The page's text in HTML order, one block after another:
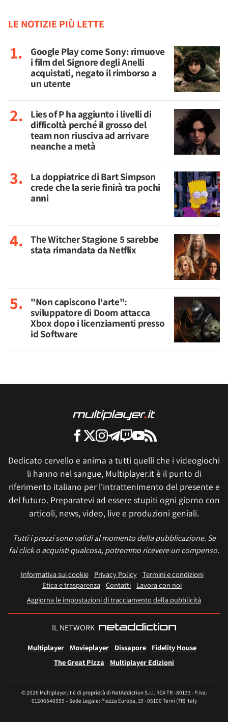
LE NOTIZIE PIÙ LETTE
Google Play come Sony: rimuove
i film del Signore degli Anelli
acquistati, negato il rimborso a
un utente
Lies of P ha aggiunto i livelli di
difficoltà perché il grosso del
team non riusciva ad arrivare
neanche a metà
La doppiatrice di Bart Simpson
crede che la serie finirà tra pochi
anni
The Witcher Stagione 5 sarebbe
stata rimandata da Netflix
"Non capiscono l'arte":
sviluppatore di Doom attacca
Xbox dopo i licenziamenti presso
id Software
Dedicato cervello e anima a tutti quelli che i videogiochi
li hanno nel sangue, Multiplayer.it è il punto di
riferimento italiano per l'intrattenimento del presente e
del futuro. Preparatevi ad essere stupiti ogni giorno con
articoli, news, video, live e produzioni geniali.
Tutti i prezzi sono validi al momento della pubblicazione. Se
fai click o acquisti qualcosa, potremmo ricevere un compenso.
Informativa sui cookie Privacy Policy
Termini e condizioni
Etica e trasparenza Contatti
Lavora con noi
Aggiorna le impostazioni di tracciamento della pubblicità
IL NETWORK
Multiplayer Movieplayer Dissapore
Fidelity House
The Great Pizza
Multiplayer Edizioni
© 2026 Multiplayer.it è di proprietà di NetAddiction S.r.l. REA TR - 80133 - P.iva:
01206540559 – Sede Legale: Piazza Europa, 19 - 05100 Terni (TR) Italy